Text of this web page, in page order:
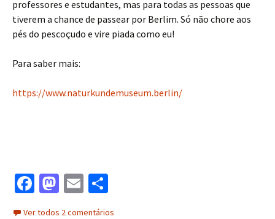
professores e estudantes, mas para todas as pessoas que
tiverem a chance de passear por Berlim. Só não chore aos
pés do pescoçudo e vire piada como eu!
Para saber mais:
https://www.naturkundemuseum.berlin/
Fa
ce
M E
m
Ver todos 2 comentários